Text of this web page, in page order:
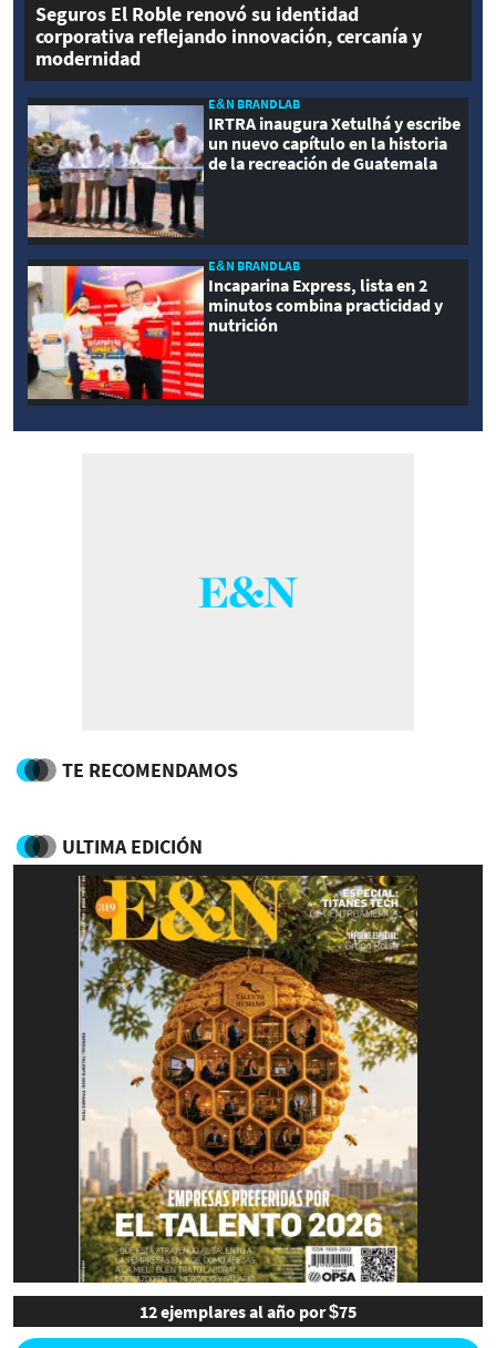
Seguros El Roble renovó su identidad
corporativa reflejando innovación, cercanía y
modernidad
E&N BRANDLAB
IRTRA inaugura Xetulhá y escribe
un nuevo capítulo en la historia
de la recreación de Guatemala
E&N BRANDLAB
Incaparina Express, lista en 2
minutos combina practicidad y
nutrición
TE RECOMENDAMOS
ULTIMA EDICIÓN
12 ejemplares al año por $75